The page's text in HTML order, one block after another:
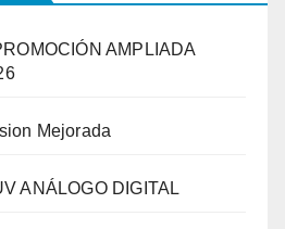
AMPLIADA
Mejorada
ANÁLOGO DIGITAL